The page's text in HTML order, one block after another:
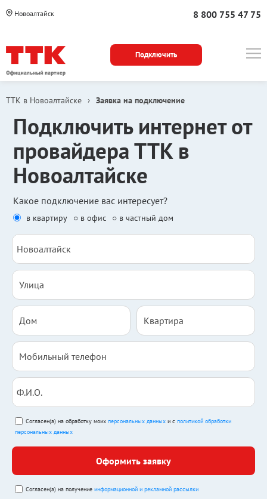
Новоалтайск 8 800 755 47 75
Подключить
ТТК в Новоалтайске › Заявка на подключение
Подключить интернет от
провайдера ТТК в
Новоалтайске
Какое подключение вас интересует?
в квартиру ○ в офис ○ в частный дом
Согласен(а) на обработку моих персональных данных и с политикой обработки
персональных данных
Оформить заявку
Согласен(а) на получение информационной и рекламной рассылки